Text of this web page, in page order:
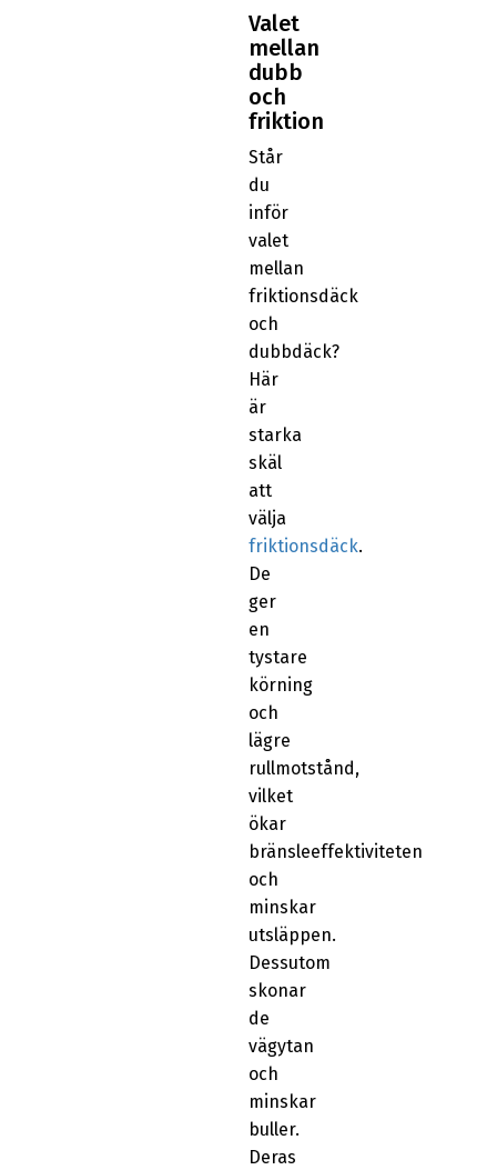
Valet
mellan
dubb
och
friktion
Står
du
inför
valet
mellan
friktionsdäck
och
dubbdäck?
Här
är
starka
skäl
att
välja
friktionsdäck.
De
ger
en
tystare
körning
och
lägre
rullmotstånd,
vilket
ökar
bränsleeffektiviteten
och
minskar
utsläppen.
Dessutom
skonar
de
vägytan
och
minskar
buller.
Deras